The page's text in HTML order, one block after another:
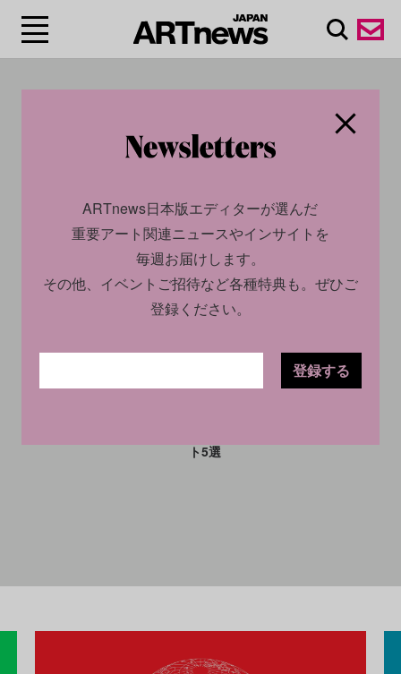
Tokyo Gendaiが開幕！
アートで開運！ 杉本博司が手
ト5選
ARTnews日本版エディターが選んだ
重要アート関連ニュースやインサイトを
毎週お届けします。
その他、イベントご招待など各種特典も。ぜひご
登録ください。
登録する